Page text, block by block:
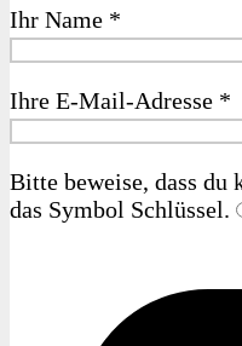
Ihr Name *
Ihre E-Mail-Adresse *
Bitte beweise, dass du
das Symbol Schlüssel.